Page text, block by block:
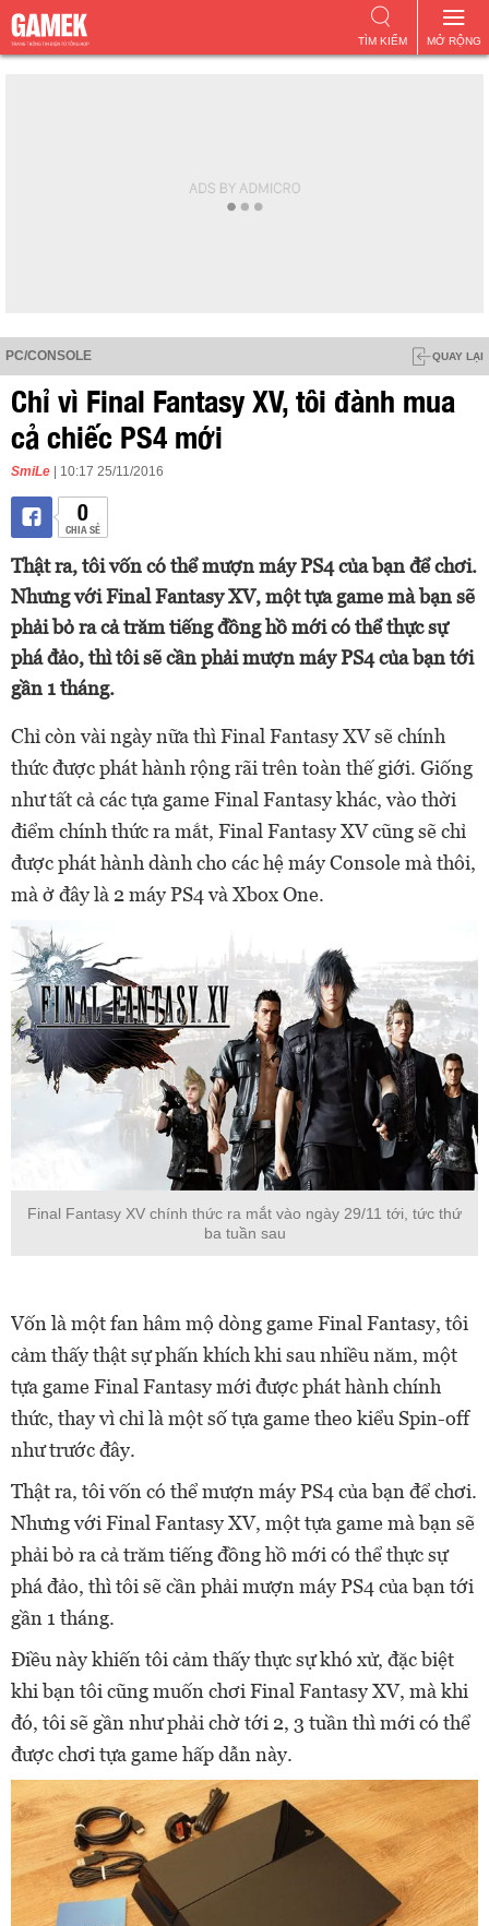
MỞ RỘNG
TÌM KIẾM
PC/CONSOLE QUAY LẠI
Chỉ vì Final Fantasy XV, tôi đành mua
cả chiếc PS4 mới
SmiLe | 10:17 25/11/2016
0
CHIA SẺ
Thật ra, tôi vốn có thể mượn máy PS4 của bạn để chơi.
Nhưng với Final Fantasy XV, một tựa game mà bạn sẽ
phải bỏ ra cả trăm tiếng đồng hồ mới có thể thực sự
phá đảo, thì tôi sẽ cần phải mượn máy PS4 của bạn tới
gần 1 tháng.
Chỉ còn vài ngày nữa thì Final Fantasy XV sẽ chính
thức được phát hành rộng rãi trên toàn thế giới. Giống
như tất cả các tựa game Final Fantasy khác, vào thời
điểm chính thức ra mắt, Final Fantasy XV cũng sẽ chỉ
được phát hành dành cho các hệ máy Console mà thôi,
mà ở đây là 2 máy PS4 và Xbox One.
Final Fantasy XV chính thức ra mắt vào ngày 29/11 tới, tức thứ
ba tuần sau
Vốn là một fan hâm mộ dòng game Final Fantasy, tôi
cảm thấy thật sự phấn khích khi sau nhiều năm, một
tựa game Final Fantasy mới được phát hành chính
thức, thay vì chỉ là một số tựa game theo kiểu Spin-off
như trước đây.
Thật ra, tôi vốn có thể mượn máy PS4 của bạn để chơi.
Nhưng với Final Fantasy XV, một tựa game mà bạn sẽ
phải bỏ ra cả trăm tiếng đồng hồ mới có thể thực sự
phá đảo, thì tôi sẽ cần phải mượn máy PS4 của bạn tới
gần 1 tháng.
Điều này khiến tôi cảm thấy thực sự khó xử, đặc biệt
khi bạn tôi cũng muốn chơi Final Fantasy XV, mà khi
đó, tôi sẽ gần như phải chờ tới 2, 3 tuần thì mới có thể
được chơi tựa game hấp dẫn này.